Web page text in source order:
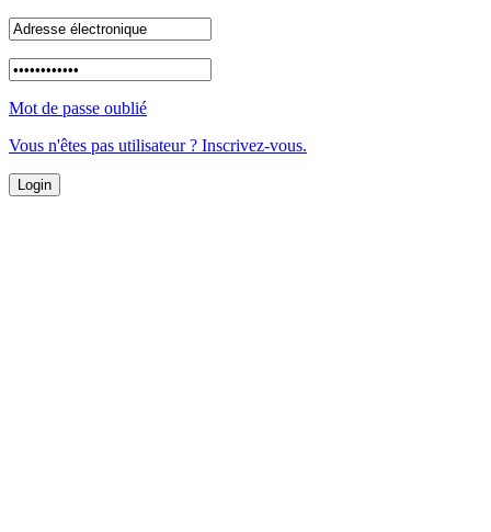
Mot de passe oublié
Vous n'êtes pas utilisateur ? Inscrivez-vous.